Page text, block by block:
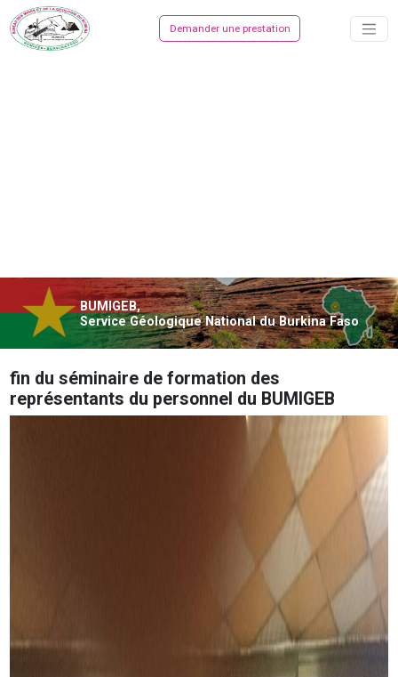
Demander une prestation
BUMIGEB,
Service Géologique National du Burkina Faso
fin du séminaire de formation des
représentants du personnel du BUMIGEB